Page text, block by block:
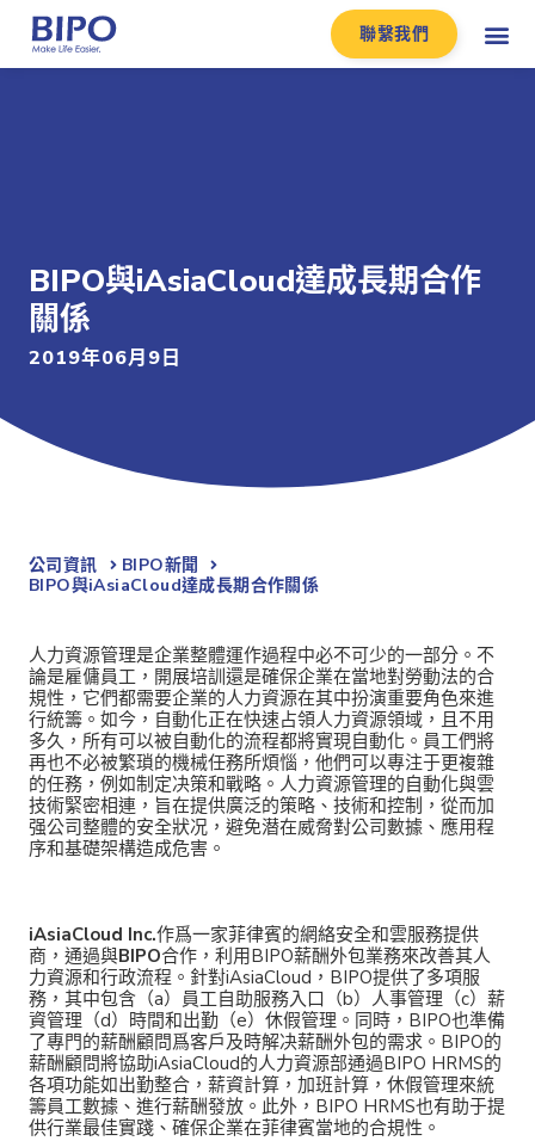
聯繫我們
BIPO與iAsiaCloud達成長期合作
關係
2019年06月9日
公司資訊
BIPO新聞​
BIPO與iAsiaCloud達成長期合作關係
人力資源管理是企業整體運作過程中必不可少的一部分。不
論是雇傭員工，開展培訓還是確保企業在當地對勞動法的合
規性，它們都需要企業的人力資源在其中扮演重要角色來進
行統籌。如今，自動化正在快速占領人力資源領域，且不用
多久，所有可以被自動化的流程都將實現自動化。員工們將
再也不必被繁瑣的機械任務所煩惱，他們可以專注于更複雜
的任務，例如制定决策和戰略。人力資源管理的自動化與雲
技術緊密相連，旨在提供廣泛的策略、技術和控制，從而加
强公司整體的安全狀况，避免潜在威脅對公司數據、應用程
序和基礎架構造成危害。
iAsiaCloud Inc.作爲一家菲律賓的網絡安全和雲服務提供
商，通過與BIPO合作，利用BIPO薪酬外包業務來改善其人
力資源和行政流程。針對iAsiaCloud，BIPO提供了多項服
務，其中包含（a）員工自助服務入口（b）人事管理（c）薪
資管理（d）時間和出勤（e）休假管理。同時，BIPO也準備
了專門的薪酬顧問爲客戶及時解决薪酬外包的需求。BIPO的
薪酬顧問將協助iAsiaCloud的人力資源部通過BIPO HRMS的
各項功能如出勤整合，薪資計算，加班計算，休假管理來統
籌員工數據、進行薪酬發放。此外，BIPO HRMS也有助于提
供行業最佳實踐、確保企業在菲律賓當地的合規性。